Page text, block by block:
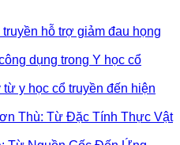
hỗ trợ giảm đau họng
dụng trong Y học cổ
y học cổ truyền đến hiện
Thù: Từ Đặc Tính Thực Vật